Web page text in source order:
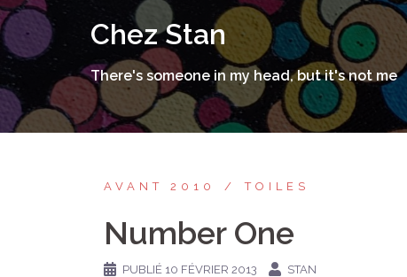
Aller
au
contenu
Chez Stan
There's someone in my head, but it's not me
AVANT 2010 TOILES
Number One
PUBLIÉ 10 FÉVRIER 2013 STAN